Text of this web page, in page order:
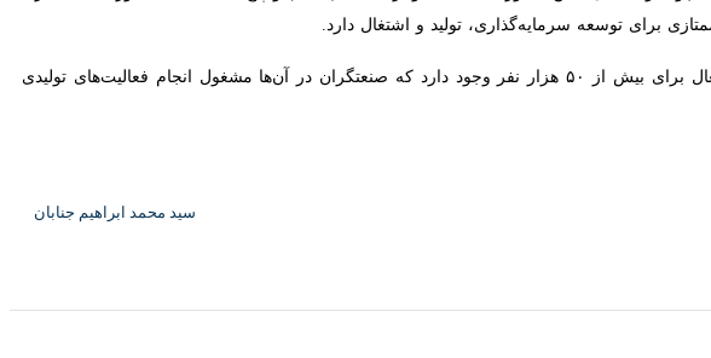
برای توسعه سرمایه‌گذاری، تولید و اشتغال دارد.
در شهرک‌ها و نواحی صنعتی استان قم بیش از ۲ هزار واحد صنعتی با ایجاد ظرفیت اشتغال برای بیش از ۵۰ هزار نفر وجود دارد که صنعتگران در آن‌ها مشغول انجام فعالیت‌های تولیدی مورد
سید محمد ابراهیم جنابان